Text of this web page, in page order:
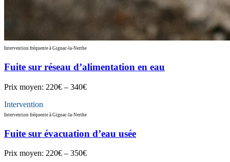
Intervention fréquente à Gignac-la-Nerthe
Fuite sur réseau d’alimentation en eau
Prix moyen: 220€ – 340€
Intervention
Intervention fréquente à Gignac-la-Nerthe
Fuite sur évacuation d’eau usée
Prix moyen: 220€ – 350€